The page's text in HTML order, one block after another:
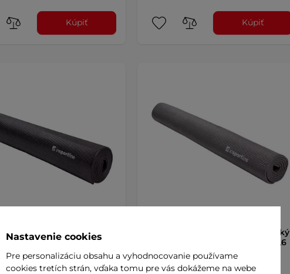
Kúpiť Kúpiť
podložka pod eliptický
inSPORTline 160x80x0,6
4.8(126)
Ochranná podložka pod eliptický
trenažér inSPORTline 160x80x0,6
cm - šedá
4.8(126)
Nastavenie cookies
Pre personalizáciu obsahu a vyhodnocovanie používame
cookies tretích strán, vďaka tomu pre vás dokážeme na webe